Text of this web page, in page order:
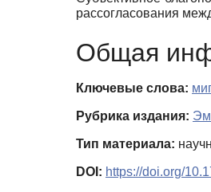
рассогласования
Общая
Ключевые слова:
Рубрика издания:
Тип материала:
DOI: https://doi.org/